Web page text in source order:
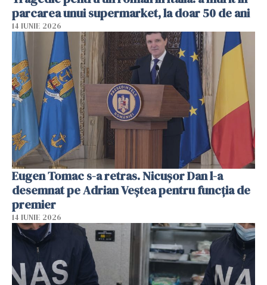
parcarea unui supermarket, la doar 50 de ani
14 IUNIE 2026
Eugen Tomac s-a retras. Nicușor Dan l-a
desemnat pe Adrian Veștea pentru funcția de
premier
14 IUNIE 2026